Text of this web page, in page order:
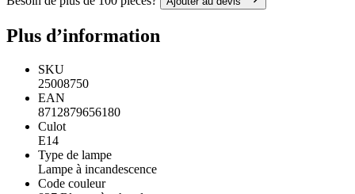
Plus d’information
SKU
25008750
EAN
8712879656180
Culot
E14
Type de lampe
Lampe à incandescence
Code couleur